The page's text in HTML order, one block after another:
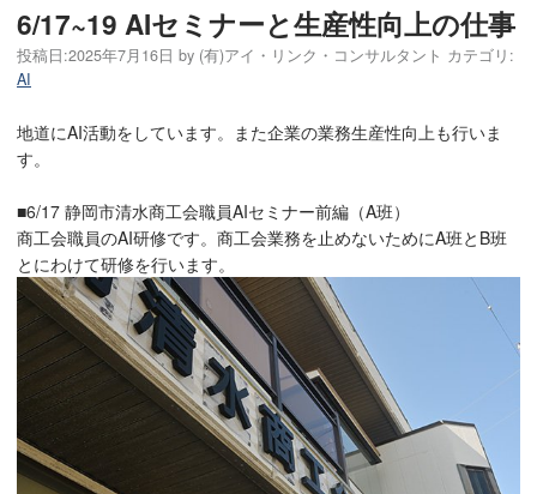
6/17~19 AIセミナーと生産性向上の仕事
投稿日:2025年7月16日 by (有)アイ・リンク・コンサルタント カテゴリ:
AI
地道にAI活動をしています。また企業の業務生産性向上も行いま
す。
■6/17 静岡市清水商工会職員AIセミナー前編（A班）
商工会職員のAI研修です。商工会業務を止めないためにA班とB班
とにわけて研修を行います。